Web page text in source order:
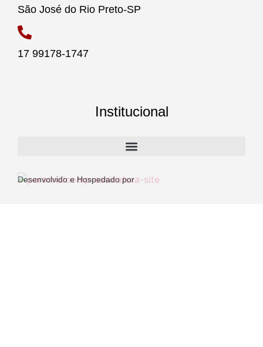
São José do Rio Preto-SP
17 99178-1747
Institucional
Desenvolvido e Hospedado por